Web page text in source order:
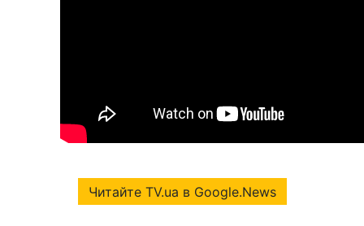
Читайте TV.ua в Google.News